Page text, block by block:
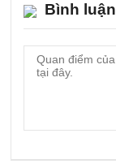
Bình luận